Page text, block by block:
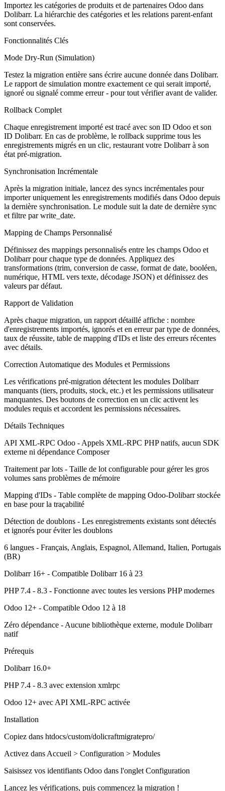
Importez les catégories de produits et de partenaires Odoo dans
Dolibarr. La hiérarchie des catégories et les relations parent-enfant
sont conservées.
Fonctionnalités Clés
Mode Dry-Run (Simulation)
Testez la migration entière sans écrire aucune donnée dans Dolibarr.
Le rapport de simulation montre exactement ce qui serait importé,
ignoré ou signalé comme erreur - pour tout vérifier avant de valider.
Rollback Complet
Chaque enregistrement importé est tracé avec son ID Odoo et son
ID Dolibarr. En cas de problème, le rollback supprime tous les
enregistrements migrés en un clic, restaurant votre Dolibarr à son
état pré-migration.
Synchronisation Incrémentale
Après la migration initiale, lancez des syncs incrémentales pour
importer uniquement les enregistrements modifiés dans Odoo depuis
la dernière synchronisation. Le module suit la date de dernière sync
et filtre par write_date.
Mapping de Champs Personnalisé
Définissez des mappings personnalisés entre les champs Odoo et
Dolibarr pour chaque type de données. Appliquez des
transformations (trim, conversion de casse, format de date, booléen,
numérique, HTML vers texte, décodage JSON) et définissez des
valeurs par défaut.
Rapport de Validation
Après chaque migration, un rapport détaillé affiche : nombre
d'enregistrements importés, ignorés et en erreur par type de données,
taux de réussite, table de mapping d'IDs et liste des erreurs récentes
avec détails.
Correction Automatique des Modules et Permissions
Les vérifications pré-migration détectent les modules Dolibarr
manquants (tiers, produits, stock, etc.) et les permissions utilisateur
manquantes. Des boutons de correction en un clic activent les
modules requis et accordent les permissions nécessaires.
Détails Techniques
API XML-RPC Odoo - Appels XML-RPC PHP natifs, aucun SDK
externe ni dépendance Composer
Traitement par lots - Taille de lot configurable pour gérer les gros
volumes sans problèmes de mémoire
Mapping d'IDs - Table complète de mapping Odoo-Dolibarr stockée
en base pour la traçabilité
Détection de doublons - Les enregistrements existants sont détectés
et ignorés pour éviter les doublons
6 langues - Français, Anglais, Espagnol, Allemand, Italien, Portugais
(BR)
Dolibarr 16+ - Compatible Dolibarr 16 à 23
PHP 7.4 - 8.3 - Fonctionne avec toutes les versions PHP modernes
Odoo 12+ - Compatible Odoo 12 à 18
Zéro dépendance - Aucune bibliothèque externe, module Dolibarr
natif
Prérequis
Dolibarr 16.0+
PHP 7.4 - 8.3 avec extension xmlrpc
Odoo 12+ avec API XML-RPC activée
Installation
Copiez dans htdocs/custom/dolicraftmigratepro/
Activez dans Accueil > Configuration > Modules
Saisissez vos identifiants Odoo dans l'onglet Configuration
Lancez les vérifications, puis commencez la migration !